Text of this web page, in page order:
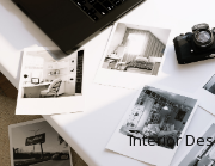
Interior